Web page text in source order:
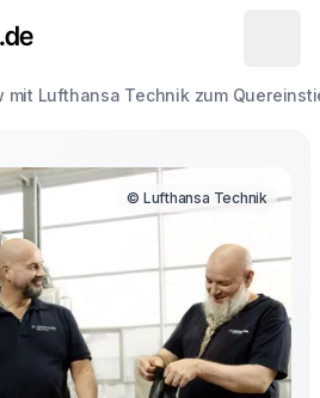
mit Lufthansa Technik zum
© Lufthansa Technik